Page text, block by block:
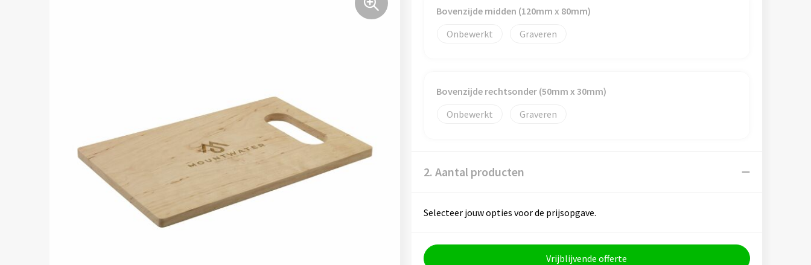
Bovenzijde midden (120mm x 80mm)
Onbewerkt
Graveren
Bovenzijde rechtsonder (50mm x 30mm)
Onbewerkt
Graveren
2. Aantal producten
Selecteer jouw opties voor de prijsopgave.
Vrijblijvende offerte